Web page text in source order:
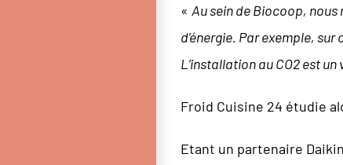
« Au sein de Biocoop,
d’énergie. Par exemple,
L’installation au CO2 est
Froid Cuisine 24 étudie
Etant un partenaire